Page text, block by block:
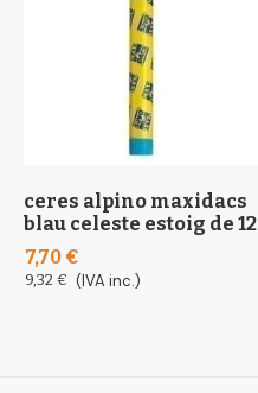
ceres alpino maxidacs
blau celeste estoig de 12
7,70 €
9,32 € (IVA inc.)